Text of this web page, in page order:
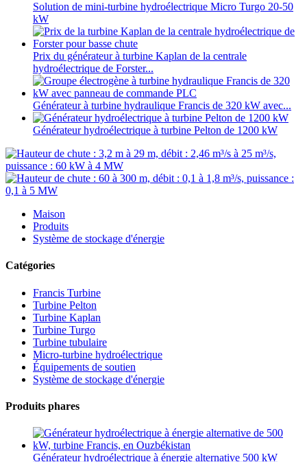
Solution de mini-turbine hydroélectrique Micro Turgo 20-50
kW
Prix ​​du générateur à turbine Kaplan de la centrale
hydroélectrique de Forster...
Générateur à turbine hydraulique Francis de 320 kW avec...
Générateur hydroélectrique à turbine Pelton de 1200 kW
Maison
Produits
Système de stockage d'énergie
Catégories
Francis Turbine
Turbine Pelton
Turbine Kaplan
Turbine Turgo
Turbine tubulaire
Micro-turbine hydroélectrique
Équipements de soutien
Système de stockage d'énergie
Produits phares
Générateur hydroélectrique à énergie alternative 500 kW